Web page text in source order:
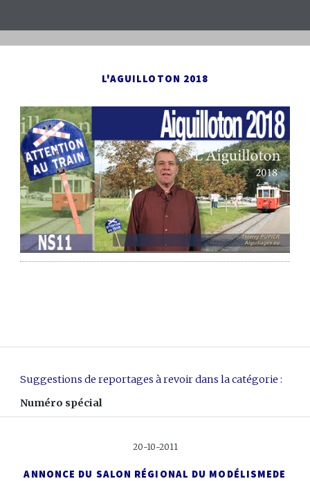
L'AGUILLOTON 2018
Suggestions de reportages à revoir dans la catégorie :
Numéro spécial
20-10-2011
ANNONCE DU SALON RÉGIONAL DU MODÉLISMEDE